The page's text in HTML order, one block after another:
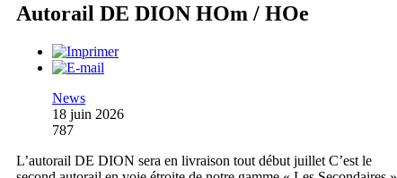
Autorail DE DION HOm / HOe
News
18 juin 2026
787
L’autorail DE DION sera en livraison tout début juillet C’est le